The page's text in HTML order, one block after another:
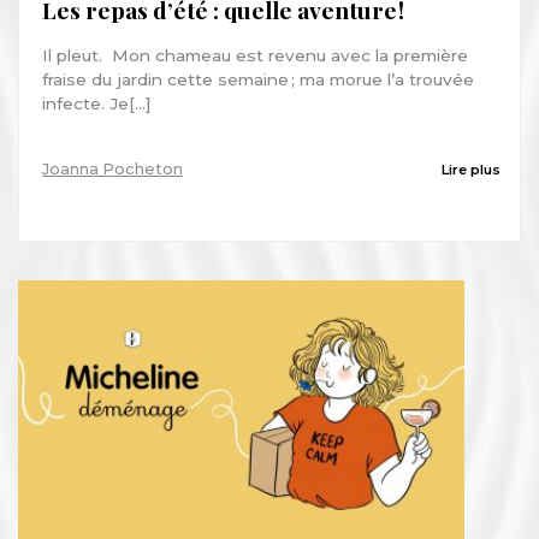
Les repas d’été : quelle aventure !
Il pleut. Mon chameau est revenu avec la première
fraise du jardin cette semaine ; ma morue l’a trouvée
infecte. Je[...]
Joanna Pocheton Lire plus